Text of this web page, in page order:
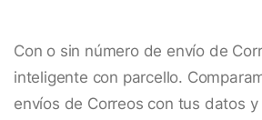
Con o sin número de envío de
inteligente con parcello.
envíos de Correos con tus datos